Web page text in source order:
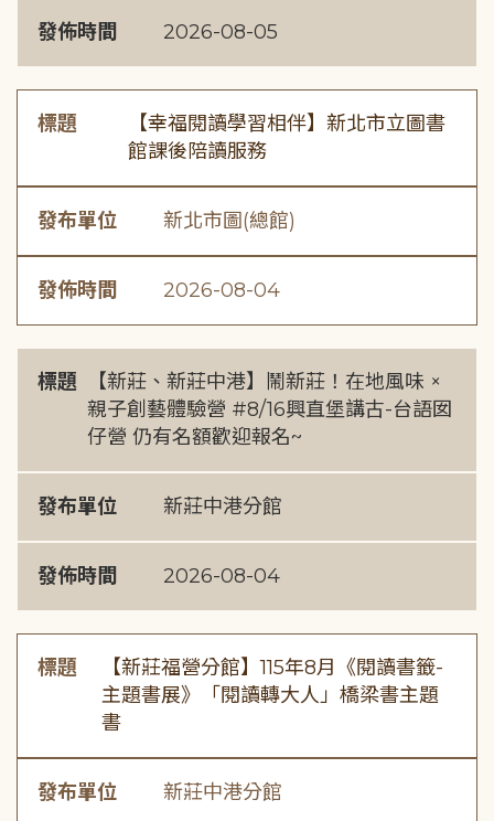
發佈時間 2026-08-05
標題
【幸福閱讀學習相伴】新北市立圖書
館課後陪讀服務
發布單位 新北市圖(總館)
發佈時間 2026-08-04
標題
【新莊、新莊中港】鬧新莊！在地風味 ×
親子創藝體驗營 #8/16興直堡講古-台語囡
仔營 仍有名額歡迎報名~
發布單位 新莊中港分館
發佈時間 2026-08-04
標題
【新莊福營分館】115年8月《閱讀書籤-
主題書展》「閱讀轉大人」橋梁書主題
書
發布單位 新莊中港分館